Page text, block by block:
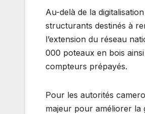
Au-delà de la
structurants destinés à
l’extension du réseau
000 poteaux en bois
compteurs prépayés.
Pour les autorités
majeur pour améliorer la